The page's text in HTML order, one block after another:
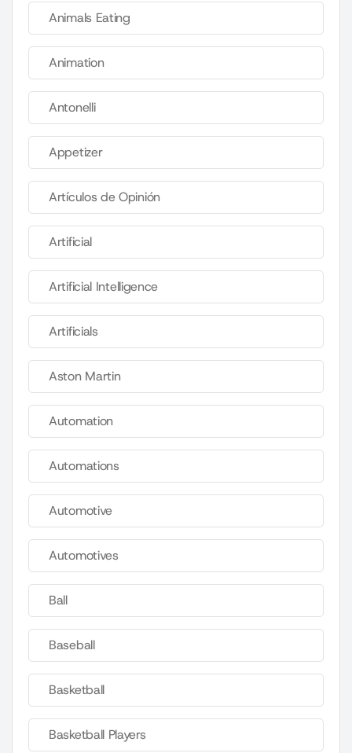
Animals Eating
Animation
Antonelli
Appetizer
Artículos de Opinión
Artificial
Artificial Intelligence
Artificials
Aston Martin
Automation
Automations
Automotive
Automotives
Ball
Baseball
Basketball
Basketball Players